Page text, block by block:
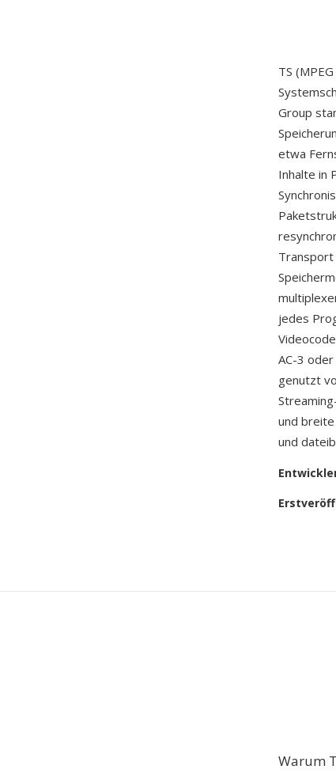
TS
Group
etwa
Inhalte in
Transport
jedes
AC-3
genutzt
und
und
Warum